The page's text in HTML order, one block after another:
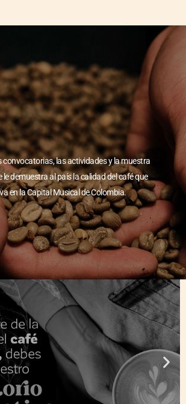
convocatorias, las actividades y la muestra
le demuestra al país la calidad del café que
en la Capital Musical de Colombia.